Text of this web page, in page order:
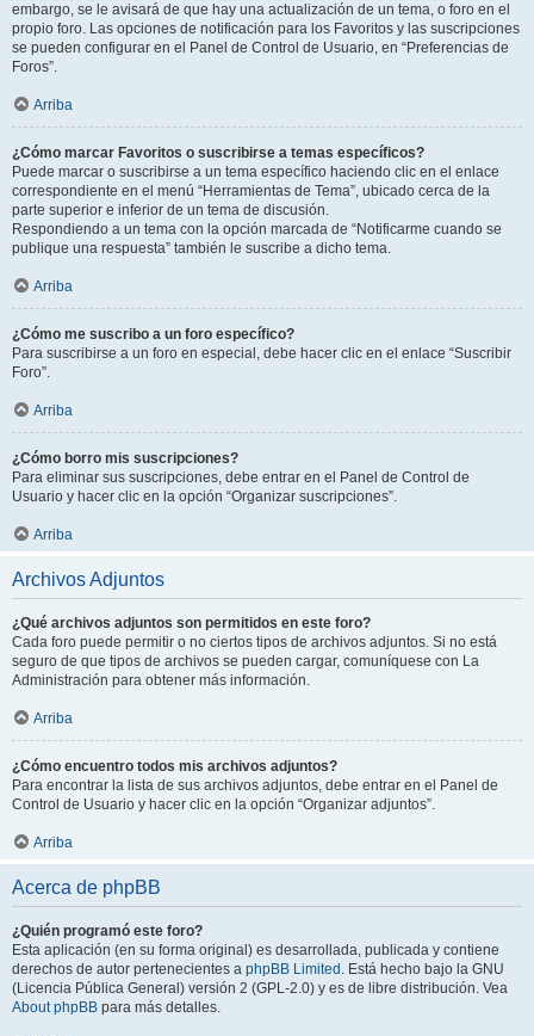
embargo, se le avisará de que hay una actualización de un tema, o foro en el
propio foro. Las opciones de notificación para los Favoritos y las suscripciones
se pueden configurar en el Panel de Control de Usuario, en “Preferencias de
Foros”.
Arriba
¿Cómo marcar Favoritos o suscribirse a temas específicos?
Puede marcar o suscribirse a un tema específico haciendo clic en el enlace
correspondiente en el menú “Herramientas de Tema”, ubicado cerca de la
parte superior e inferior de un tema de discusión.
Respondiendo a un tema con la opción marcada de “Notificarme cuando se
publique una respuesta” también le suscribe a dicho tema.
Arriba
¿Cómo me suscribo a un foro específico?
Para suscribirse a un foro en especial, debe hacer clic en el enlace “Suscribir
Foro”.
Arriba
¿Cómo borro mis suscripciones?
Para eliminar sus suscripciones, debe entrar en el Panel de Control de
Usuario y hacer clic en la opción “Organizar suscripciones”.
Arriba
Archivos Adjuntos
¿Qué archivos adjuntos son permitidos en este foro?
Cada foro puede permitir o no ciertos tipos de archivos adjuntos. Si no está
seguro de que tipos de archivos se pueden cargar, comuníquese con La
Administración para obtener más información.
Arriba
¿Cómo encuentro todos mis archivos adjuntos?
Para encontrar la lista de sus archivos adjuntos, debe entrar en el Panel de
Control de Usuario y hacer clic en la opción “Organizar adjuntos”.
Arriba
Acerca de phpBB
¿Quién programó este foro?
Esta aplicación (en su forma original) es desarrollada, publicada y contiene
derechos de autor pertenecientes a phpBB Limited . Está hecho bajo la GNU
(Licencia Pública General) versión 2 (GPL-2.0) y es de libre distribución. Vea
About phpBB para más detalles.